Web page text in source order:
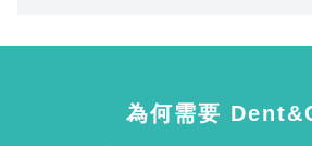
為何需要